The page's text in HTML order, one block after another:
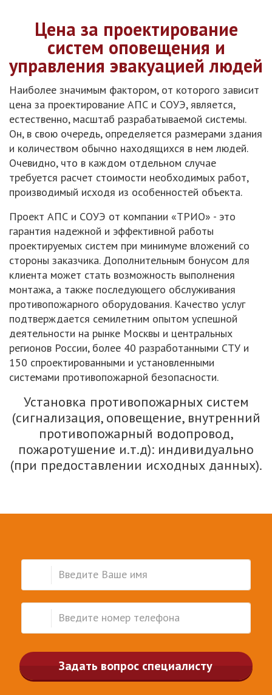
Цена за проектирование
систем оповещения и
управления эвакуацией людей
Наиболее значимым фактором, от которого зависит
цена за проектирование АПС и СОУЭ, является,
естественно, масштаб разрабатываемой системы.
Он, в свою очередь, определяется размерами здания
и количеством обычно находящихся в нем людей.
Очевидно, что в каждом отдельном случае
требуется расчет стоимости необходимых работ,
производимый исходя из особенностей объекта.
Проект АПС и СОУЭ от компании «ТРИО» - это
гарантия надежной и эффективной работы
проектируемых систем при минимуме вложений со
стороны заказчика. Дополнительным бонусом для
клиента может стать возможность выполнения
монтажа, а также последующего обслуживания
противопожарного оборудования. Качество услуг
подтверждается семилетним опытом успешной
деятельности на рынке Москвы и центральных
регионов России, более 40 разработанными СТУ и
150 спроектированными и установленными
системами противопожарной безопасности.
Установка противопожарных систем
(сигнализация, оповещение, внутренний
противопожарный водопровод,
пожаротушение и.т.д): индивидуально
(при предоставлении исходных данных).
Задать вопрос специалисту